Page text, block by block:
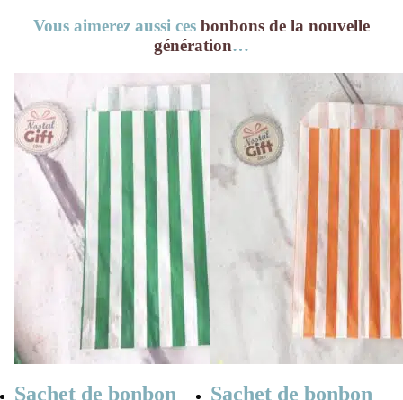
Vous aimerez aussi ces bonbons de la nouvelle
génération…
Sachet de bonbon
Sachet de bonbon